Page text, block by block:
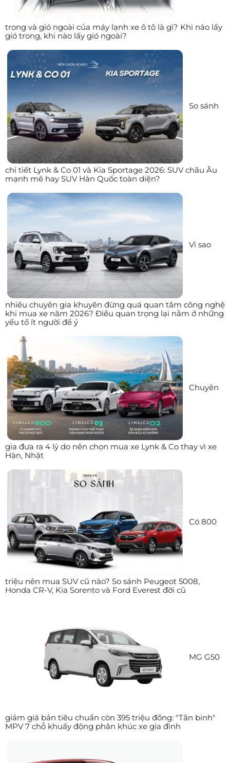
trong và gió ngoài của máy lạnh xe ô tô là gì? Khi nào lấy
gió trong, khi nào lấy gió ngoài?
So sánh
chi tiết Lynk & Co 01 và Kia Sportage 2026: SUV châu Âu
mạnh mẽ hay SUV Hàn Quốc toàn diện?
Vì sao
nhiều chuyên gia khuyên đừng quá quan tâm công nghệ
khi mua xe năm 2026? Điều quan trọng lại nằm ở những
yếu tố ít người để ý
Chuyên
gia đưa ra 4 lý do nên chọn mua xe Lynk & Co thay vì xe
Hàn, Nhật
Có 800
triệu nên mua SUV cũ nào? So sánh Peugeot 5008,
Honda CR-V, Kia Sorento và Ford Everest đời cũ
MG G50
giảm giá bản tiêu chuẩn còn 395 triệu đồng: "Tân binh"
MPV 7 chỗ khuấy động phân khúc xe gia đình